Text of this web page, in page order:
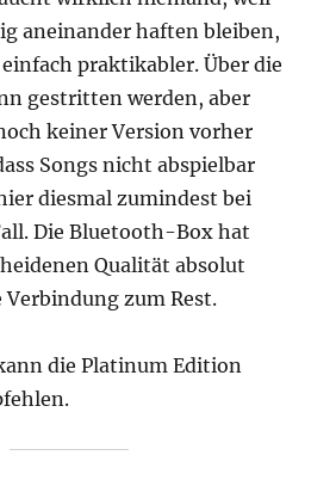
aneinander haften bleiben,
praktikabler. Über die
gestritten werden, aber
keiner Version vorher
Songs nicht abspielbar
diesmal zumindest bei
Die Bluetooth-Box hat
Qualität absolut
zum Rest.
die Platinum Edition